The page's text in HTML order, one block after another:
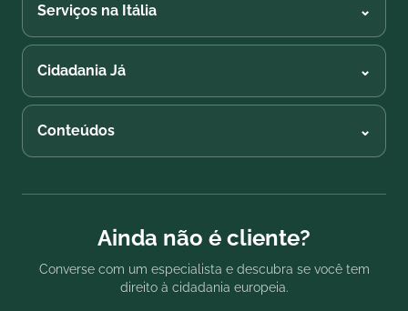
Serviços na Itália ⌄
Cidadania Já ⌄
Conteúdos ⌄
Ainda não é cliente?
Converse com um especialista e descubra se você tem
direito à cidadania europeia.